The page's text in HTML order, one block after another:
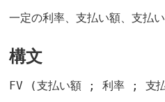
一定の利率、支払い額、支払
構文
FV (支払い額 ; 利率 ; 支払